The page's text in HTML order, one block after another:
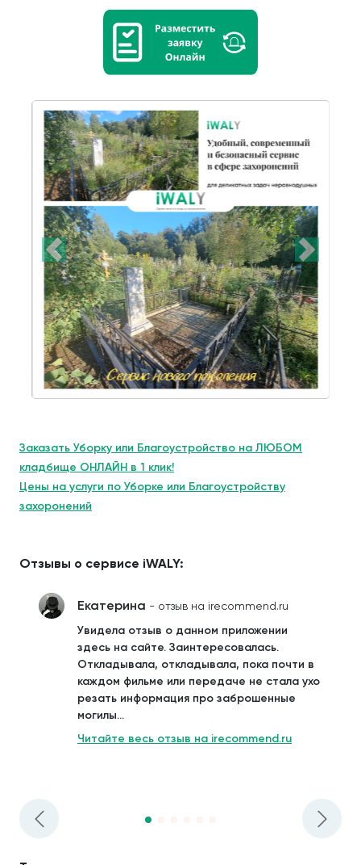
Заказать Уборку или Благоустройство на ЛЮБОМ
кладбище ОНЛАЙН в 1 клик!
Цены на услуги по Уборке или Благоустройству
захоронений
Отзывы о сервисе iWALY:
Екатерина - отзыв на irecommend.ru
Увидела отзыв о данном приложении
здесь на сайте. Заинтересовалась.
Откладывала, откладывала, пока почти в
каждом фильме или передаче не стала ухо
резать информация про заброшенные
могилы...
Читайте весь отзыв на irecommend.ru